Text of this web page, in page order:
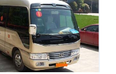
帮助中心